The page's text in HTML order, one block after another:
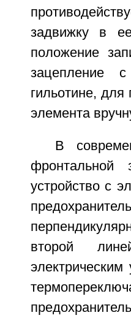
задвижку в
положение
зацепление
гильотине,
элемента
В
фронтальной
устройство с
второй